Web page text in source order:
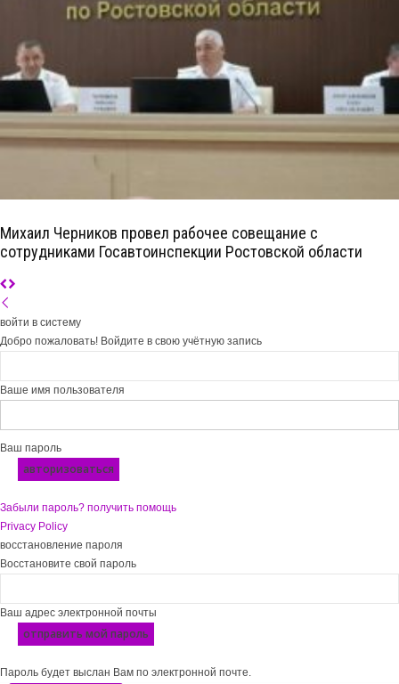
Михаил Черников провел рабочее совещание с
сотрудниками Госавтоинспекции Ростовской области
войти в систему
Добро пожаловать! Войдите в свою учётную запись
Ваше имя пользователя
Ваш пароль
Забыли пароль? получить помощь
Privacy Policy
восстановление пароля
Восстановите свой пароль
Ваш адрес электронной почты
Пароль будет выслан Вам по электронной почте.